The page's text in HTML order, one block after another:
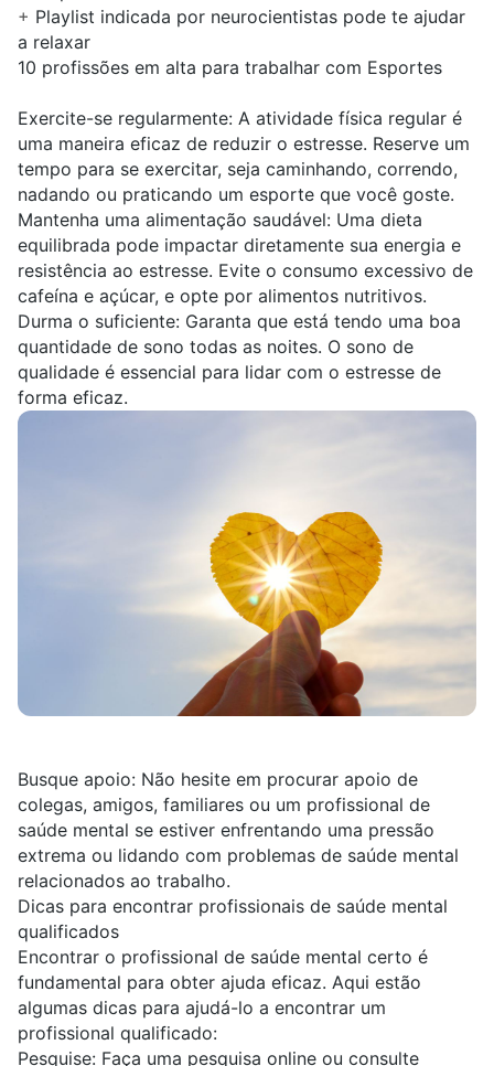
+ Playlist indicada por neurocientistas pode te ajudar
a relaxar
10 profissões em alta para trabalhar com Esportes
Exercite-se regularmente: A atividade física regular é
uma maneira eficaz de reduzir o estresse. Reserve um
tempo para se exercitar, seja caminhando, correndo,
nadando ou praticando um esporte que você goste.
Mantenha uma alimentação saudável: Uma dieta
equilibrada pode impactar diretamente sua energia e
resistência ao estresse. Evite o consumo excessivo de
cafeína e açúcar, e opte por alimentos nutritivos.
Durma o suficiente: Garanta que está tendo uma boa
quantidade de sono todas as noites. O sono de
qualidade é essencial para lidar com o estresse de
forma eficaz.
Busque apoio: Não hesite em procurar apoio de
colegas, amigos, familiares ou um profissional de
saúde mental se estiver enfrentando uma pressão
extrema ou lidando com problemas de saúde mental
relacionados ao trabalho.
Dicas para encontrar profissionais de saúde mental
qualificados
Encontrar o profissional de saúde mental certo é
fundamental para obter ajuda eficaz. Aqui estão
algumas dicas para ajudá-lo a encontrar um
profissional qualificado:
Pesquise: Faça uma pesquisa online ou consulte